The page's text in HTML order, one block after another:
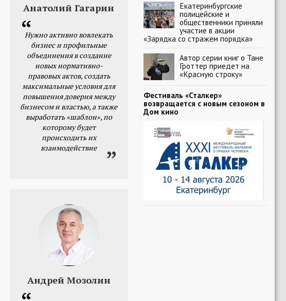
Анатолий Гагарин
Нужно активно вовлекать
бизнес и профильные
объединения в создание
новых нормативно-
правовых актов, создать
максимальные условия для
повышения доверия между
бизнесом и властью, а также
выработать «шаблон», по
которому будет
происходить их
взаимодействие
Андрей Мозолин
Екатеринбургские
полицейские и
общественники приняли
участие в акции
«Зарядка со стражем порядка»
Автор серии книг о Тане
Гроттер приедет на
«Красную строку»
Фестиваль «Сталкер»
возвращается с новым сезоном в
Дом кино